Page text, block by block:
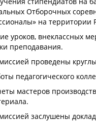
Отборочных
на территории
уроков, внеклассных
преподавания.
проведены
педагогического
мастеров
заслушены